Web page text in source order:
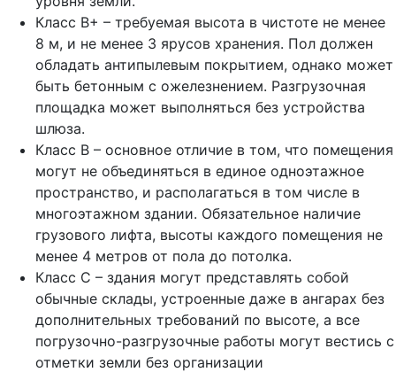
Класс В+ – требуемая высота в чистоте не менее
8 м, и не менее 3 ярусов хранения. Пол должен
обладать антипылевым покрытием, однако может
быть бетонным с ожелезнением. Разгрузочная
площадка может выполняться без устройства
шлюза.
Класс В – основное отличие в том, что помещения
могут не объединяться в единое одноэтажное
пространство, и располагаться в том числе в
многоэтажном здании. Обязательное наличие
грузового лифта, высоты каждого помещения не
менее 4 метров от пола до потолка.
Класс С – здания могут представлять собой
обычные склады, устроенные даже в ангарах без
дополнительных требований по высоте, а все
погрузочно-разгрузочные работы могут вестись с
отметки земли без организации